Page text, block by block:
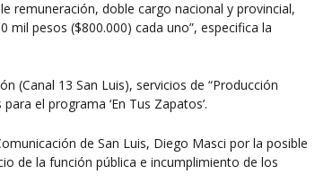
remuneración, doble cargo nacional y provincial,
pesos ($800.000) cada uno”, especifica la
(Canal 13 San Luis), servicios de “Producción
el programa ‘En Tus Zapatos’.
de San Luis, Diego Masci por la posible
de la función pública e incumplimiento de los